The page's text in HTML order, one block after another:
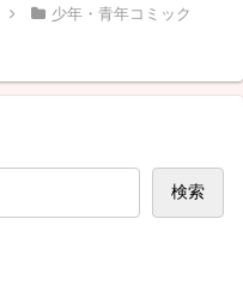
少年・青年コミック
検索